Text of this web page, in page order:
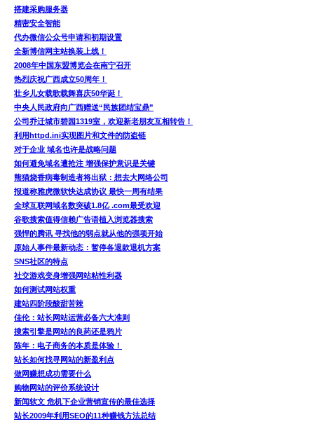
搭建采购服务器
精密安全智能
代办微信公众号申请和初期设置
全新博信网主站换装上线！
2008年中国东盟博览会在南宁召开
热烈庆祝广西成立50周年！
壮乡儿女载歌载舞喜庆50华诞！
中央人民政府向广西赠送“民族团结宝鼎”
公司乔迁城市碧园1319室，欢迎新老朋友互相转告！
利用httpd.ini实现图片和文件的防盗链
对于企业 域名也许是战略问题
如何避免域名遭抢注 增强保护意识是关键
熊猫烧香病毒制造者将出狱：想去大网络公司
报道称雅虎微软快达成协议 最快一周有结果
全球互联网域名数突破1.8亿 .com最受欢迎
谷歌搜索值得信赖广告语植入浏览器搜索
强悍的腾讯 寻找他的弱点就从他的强项开始
原始人事件最新动态：暂停各退款退机方案
SNS社区的特点
社交游戏变身增强网站粘性利器
如何测试网站权重
建站四阶段酸甜苦辣
佳伦：站长网站运营必备六大准则
搜索引擎是网站的良药还是鸦片
陈年：电子商务的本质是体验！
站长如何找寻网站的新盈利点
做网赚想成功需要什么
购物网站的评价系统设计
新闻软文 危机下企业营销宣传的最佳选择
站长2009年利用SEO的11种赚钱方法总结